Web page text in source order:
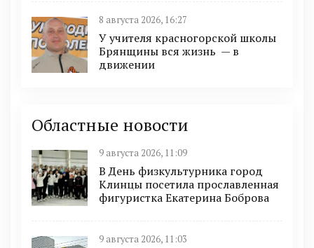
8 августа 2026, 16:27
У учителя красногорской школы
Брянщины вся жизнь — в
движении
Областные новости
9 августа 2026, 11:09
В День физкультурника город
Клинцы посетила прославленная
фигуристка Екатерина Боброва
9 августа 2026, 11:03